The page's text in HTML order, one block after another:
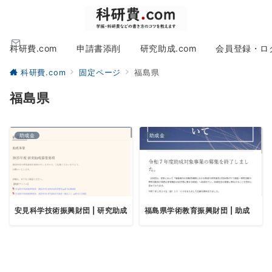
科研費.com 申請書添削 研究助成.com 会員登録・ロ
科研費.com 固定ページ 福島県
福島県
助成金
安見科学技術振興財団 | 研究助成
助成金
福島県学術教育振興財団 | 助成